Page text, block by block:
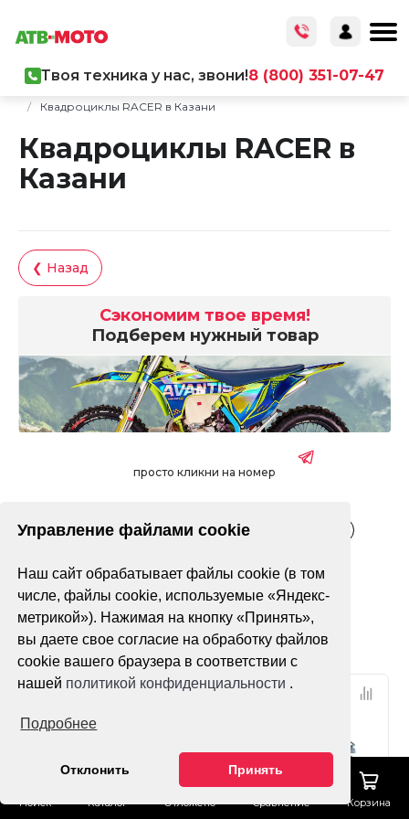
Управление файлами cookie
Наш сайт обрабатывает файлы cookie (в том
числе, файлы cookie, используемые «Яндекс-
метрикой»). Нажимая на кнопку «Принять»,
вы даете свое согласие на обработку файлов
cookie вашего браузера в соответствии с
нашей политикой конфиденциальности .
Подробнее
Отклонить Принять
Поиск Каталог Отложено Сравнение Корзина
Твоя техника у нас, звони!8 (800) 351-07-47
/
Квадроциклы RACER в Казани
Квадроциклы RACER в
Казани
❮ Назад
Сэкономим твое время!
Подберем нужный товар
просто кликни на номер
Взрослые Детские Подростковые
Только в наличии
По популярности